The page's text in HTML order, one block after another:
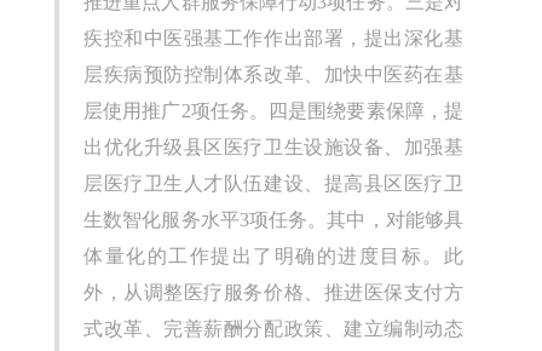
疾控和中医强基工作作出部署，提出深化基
层疾病预防控制体系改革、加快中医药在基
层使用推广2项任务。四是围绕要素保障，提
出优化升级县区医疗卫生设施设备、加强基
层医疗卫生人才队伍建设、提高县区医疗卫
生数智化服务水平3项任务。其中，对能够具
体量化的工作提出了明确的进度目标。此
外，从调整医疗服务价格、推进医保支付方
式改革、完善薪酬分配政策、建立编制动态